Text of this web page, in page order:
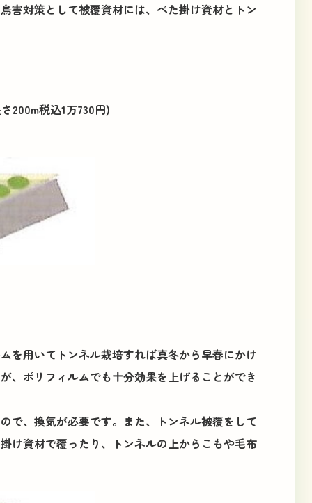
害対策として被覆資材には、べた掛け資材とトン
200m税込1万730円)
を用いてトンネル栽培すれば真冬から早春にかけ
、ポリフィルムでも十分効果を上げることができ
で、換気が必要です。また、トンネル被覆をして
け資材で覆ったり、トンネルの上からこもや毛布